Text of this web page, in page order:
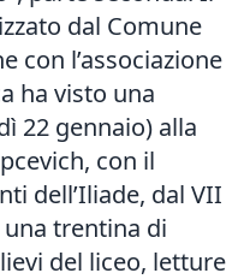
dal Comune
con l’associazione
ha visto una
22 gennaio) alla
con il
dell’Iliade, dal VII
trentina di
del liceo, letture